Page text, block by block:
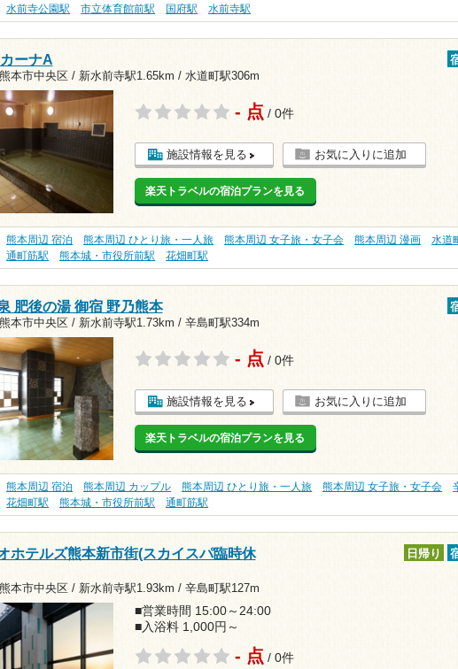
水前寺公園駅
市立体育館前駅 国府駅 水前寺駅
ーナA
本市中央区 / 新水前寺駅1.65km / 水道町駅306m
- 点 / 0件
施設情報を見る お気に入りに追加
楽天トラベルの宿泊プランを見る
熊本周辺 宿泊 熊本周辺 ひとり旅・一人旅 熊本周辺 女子旅・女子会 熊本周辺 漫画
水道
通町筋駅
熊本城・市役所前駅 花畑町駅
肥後の湯 御宿 野乃熊本
本市中央区 / 新水前寺駅1.73km / 辛島町駅334m
- 点 / 0件
施設情報を見る お気に入りに追加
楽天トラベルの宿泊プランを見る
熊本周辺 宿泊 熊本周辺 カップル 熊本周辺 ひとり旅・一人旅 熊本周辺 女子旅・女子会
花畑町駅
熊本城・市役所前駅 通町筋駅
ホテルズ熊本新市街(スカイスパ臨時休
本市中央区 / 新水前寺駅1.93km / 辛島町駅127m
日帰り
■営業時間 15:00～24:00
■入浴料 1,000円～
- 点 / 0件